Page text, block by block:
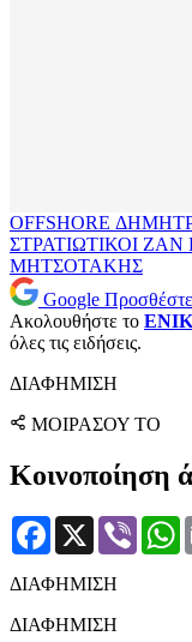
OFFSHORE
ΣΤΡΑΤΙΩΤΙΚΟΙ ΖΑΝ
ΜΗΤΣΟΤΑΚΗΣ
Google
Ακολουθήστε το
όλες τις ειδήσεις.
ΔΙΑΦΗΜΙΣΗ
ΜΟΙΡΑΣΟΥ ΤΟ
Κοινοποίηση
Facebook
X Viber
ΔΙΑΦΗΜΙΣΗ
ΔΙΑΦΗΜΙΣΗ